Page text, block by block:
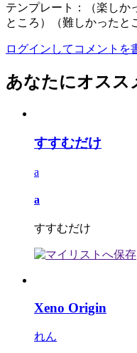
テンプレート：（楽しか
ところ）（難しかったと
ログインしてコメントを
あなたにオスス
すすむだけ
a
a
すすむだけ
Xeno Origin
れん